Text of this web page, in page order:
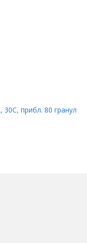
30C, прибл. 80 гранул